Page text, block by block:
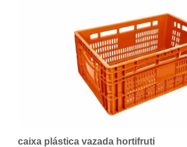
caixa plástica vazada hortifruti